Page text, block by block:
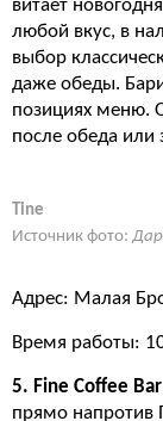
витает
любой вкус, в
выбор
даже обеды.
позициях меню.
после обеда или
Tine
Источник фото:
Адрес: Малая
Время работы:
5. Fine Coffee Bar
прямо напротив